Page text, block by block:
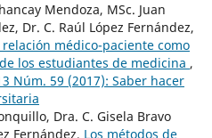
Mendoza, MSc. Juan
Dr. C. Raúl López Fernández,
médico-paciente como
los estudiantes de medicina ,
Núm. 59 (2017): Saber hacer
Dra. C. Gisela Bravo
Fernández, Los métodos de